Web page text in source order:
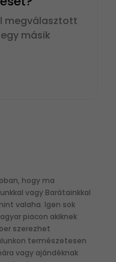
megválasztott
másik
hogy ma
vagy Barátainkkal
valaha. Igen sok
piacon akiknek
szerezhet
természetesen
vagy ajándéknak